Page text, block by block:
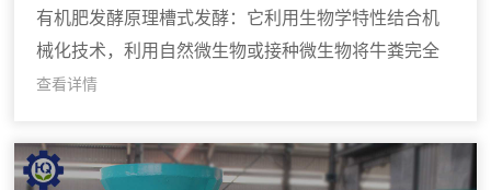
有机肥发酵原理槽式发酵：它利用生物学特性结合机
械化技术，利用自然微生物或接种微生物将牛粪完全
腐熟并将有机物转化为有机质、二氧化碳与水，这种
腐熟，而且易实
查看详情